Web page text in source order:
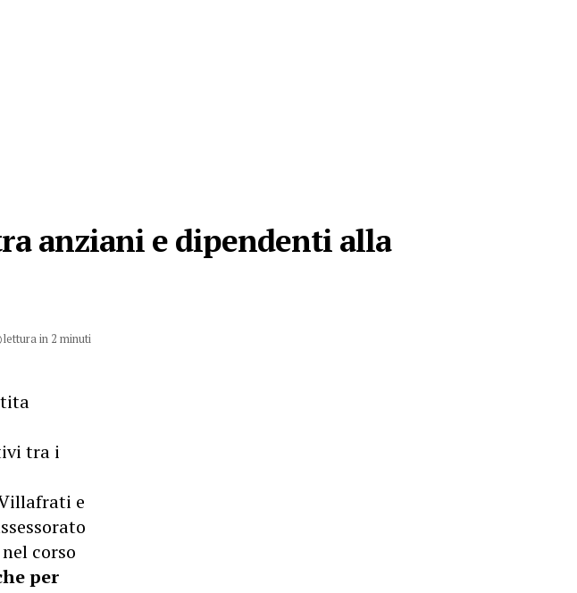
anziani e dipendenti alla
lettura in 2 minuti
tra i
e
corso
per